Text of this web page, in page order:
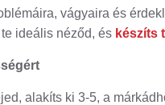
vágyaira és
ideális néződ, és készíts
alakíts ki 3-5, a